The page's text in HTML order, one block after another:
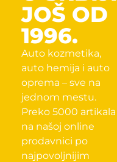
JOŠ OD
1996.
Auto kozmetika,
auto hemija i auto
oprema – sve na
jednom mestu.
Preko 5000 artikala
na našoj online
prodavnici po
najpovoljnijim